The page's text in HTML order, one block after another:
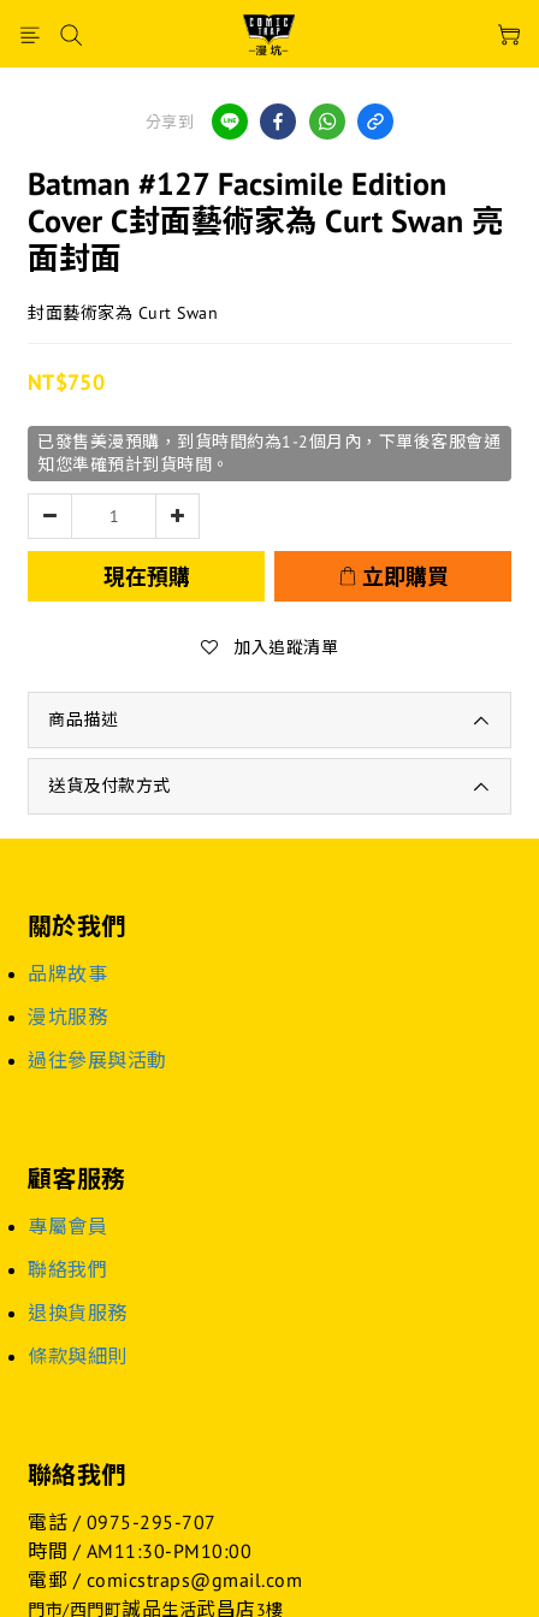
分享到
Batman #127 Facsimile Edition
Cover C封面藝術家為 Curt Swan 亮
面封面
封面藝術家為 Curt Swan
NT$750
已發售美漫預購，到貨時間約為1-2個月內，下單後客服會通
知您準確預計到貨時間。
現在預購 立即購買
加入追蹤清單
商品描述
送貨及付款方式
關於我們
品牌故事
漫坑服務
過往參展與活動
顧客服務
專屬會員
聯絡我們
退換貨服務
條款與細則
聯絡我們
電話 / 0975-295-707
時間 / AM11:30-PM10:00
電郵 / comicstraps@gmail.com
門市/西門町誠品生活武昌店3樓